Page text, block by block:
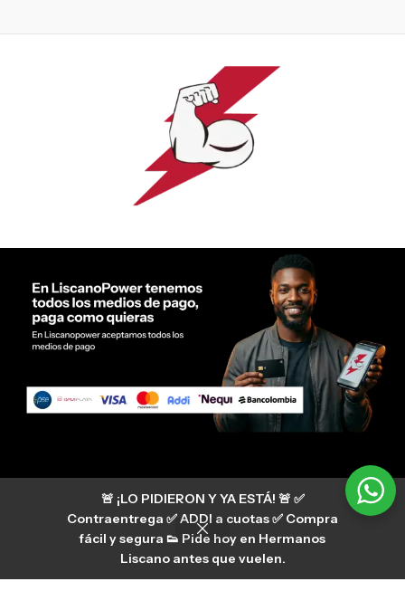
🚨 ¡LO PIDIERON Y YA ESTÁ! 🚨 ✅
Contraentrega ✅ ADDI a cuotas ✅ Compra
fácil y segura 👟 Pide hoy en Hermanos
Liscano antes que vuelen.
Si tienes algún tipo de duda, puedes consultar
nuestro centro de ayuda
hermanosliscano_10 Instagram
Aura
hermanosliscano Tik Tok
Únete a nuestros canales de difusión en
WhatsApp